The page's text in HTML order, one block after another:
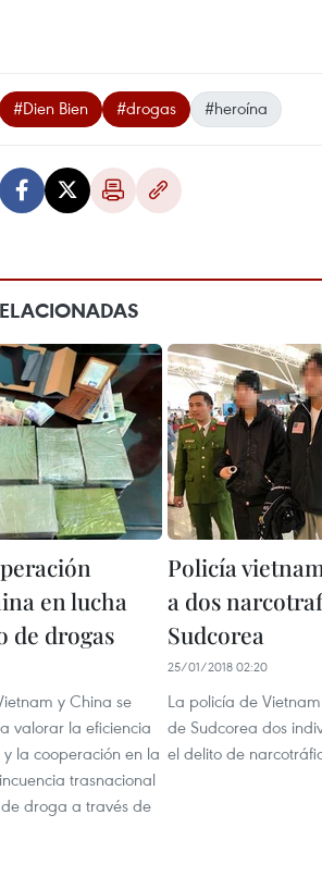
#Dien Bien #drogas #heroína
en lucha
de drogas
y China se
valorar la eficiencia
la cooperación en la
trasnacional
droga a través de
Policía
a dos
Sudcorea
25/01/2018 02:20
La policía de
de Sudcorea dos
el delito de